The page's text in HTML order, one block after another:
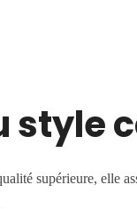
style
supérieure, elle